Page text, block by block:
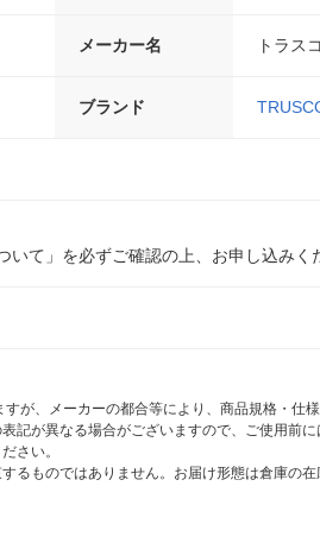
メーカー名 トラス
ブランド
て」を必ずご確認の上、お申し込みく
が、メーカーの都合等により、商品規格・仕
記が異なる場合がございますので、ご使用前
さい。
るものではありません。お届け形態は倉庫の